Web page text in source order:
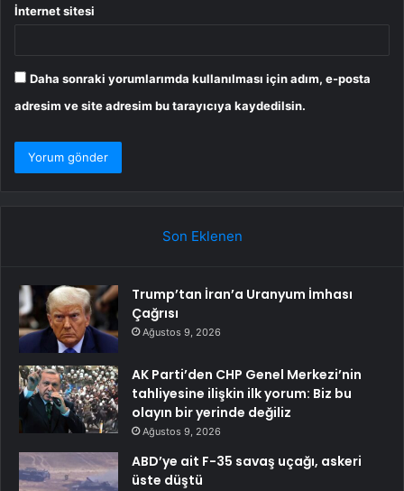
İnternet sitesi
Daha sonraki yorumlarımda kullanılması için adım, e-posta
adresim ve site adresim bu tarayıcıya kaydedilsin.
Son Eklenen
Trump’tan İran’a Uranyum İmhası
Çağrısı
Ağustos 9, 2026
AK Parti’den CHP Genel Merkezi’nin
tahliyesine ilişkin ilk yorum: Biz bu
olayın bir yerinde değiliz
Ağustos 9, 2026
ABD’ye ait F-35 savaş uçağı, askeri
üste düştü